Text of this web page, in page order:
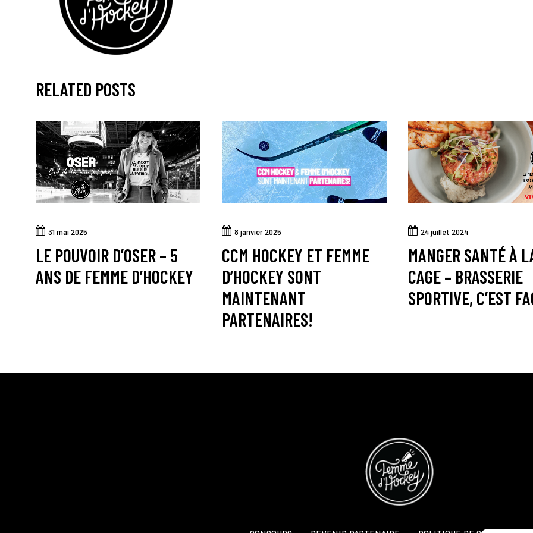
RELATED POSTS
31 mai 2025
LE POUVOIR D’OSER – 5
ANS DE FEMME D’HOCKEY
8 janvier 2025
CCM HOCKEY ET FEMME
D’HOCKEY SONT
MAINTENANT
PARTENAIRES!
24 juillet 2024
MANGER SANTÉ À
CAGE – BRASSERIE
SPORTIVE, C’EST